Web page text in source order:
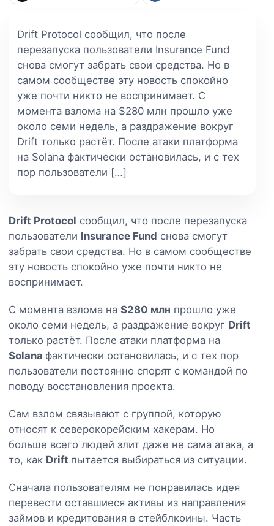
Drift Protocol сообщил, что после
перезапуска пользователи Insurance Fund
снова смогут забрать свои средства. Но в
самом сообществе эту новость спокойно
уже почти никто не воспринимает. С
момента взлома на $280 млн прошло уже
около семи недель, а раздражение вокруг
Drift только растёт. После атаки платформа
на Solana фактически остановилась, и с тех
пор пользователи […]
Drift Protocol сообщил, что после перезапуска
пользователи Insurance Fund снова смогут
забрать свои средства. Но в самом сообществе
эту новость спокойно уже почти никто не
воспринимает.
С момента взлома на $280 млн прошло уже
около семи недель, а раздражение вокруг Drift
только растёт. После атаки платформа на
Solana фактически остановилась, и с тех пор
пользователи постоянно спорят с командой по
поводу восстановления проекта.
Сам взлом связывают с группой, которую
относят к северокорейским хакерам. Но
больше всего людей злит даже не сама атака, а
то, как Drift пытается выбираться из ситуации.
Сначала пользователям не понравилась идея
перевести оставшиеся активы из направления
займов и кредитования в стейблкоины. Часть